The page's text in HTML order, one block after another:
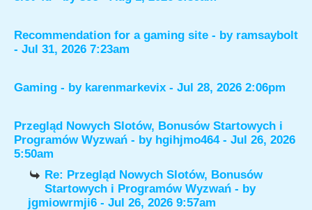
Recommendation for a gaming site - by ramsaybolt
- Jul 31, 2026 7:23am
Gaming - by karenmarkevix - Jul 28, 2026 2:06pm
Przegląd Nowych Slotów, Bonusów Startowych i
Programów Wyzwań - by hgihjmo464- Jul 26, 2026
5:50am
Re: Przegląd Nowych Slotów, Bonusów
Startowych i Programów Wyzwań - by
jgmiowrmji6 - Jul 26, 2026 9:57am